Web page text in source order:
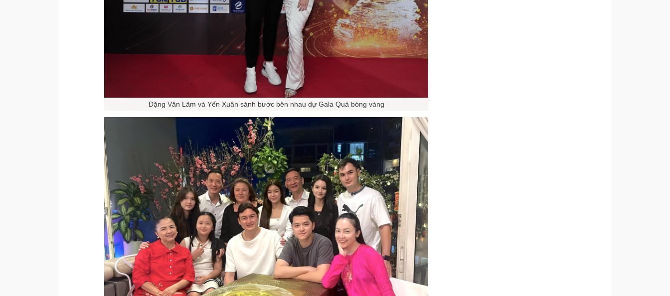
Đặng Văn Lâm và Yến Xuân sánh bước bên nhau dự Gala Quả bóng vàng